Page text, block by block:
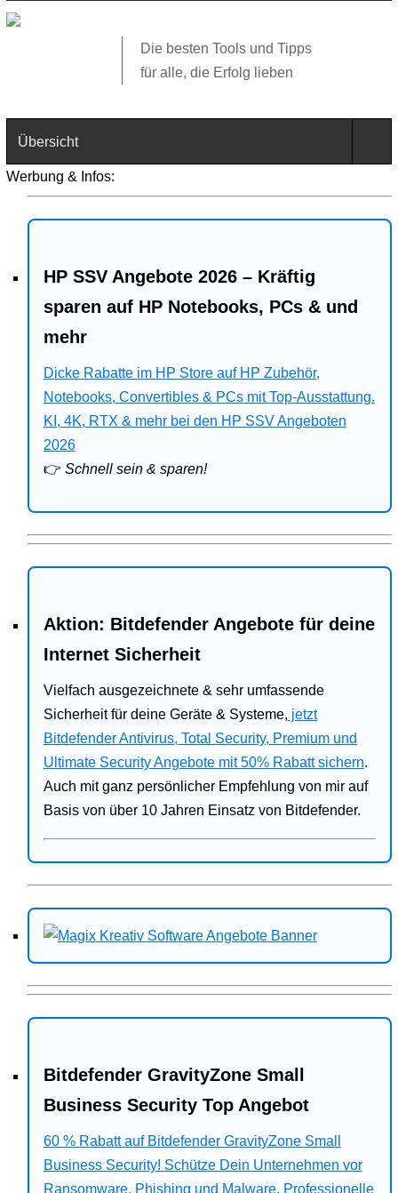
Die besten Tools und Tipps
für alle, die Erfolg lieben
Übersicht
Technik
Web
Business
Angebote
Bitdefender
Ratgeber
Werbung & Infos:
HP SSV Angebote 2026 – Kräftig
sparen auf HP Notebooks, PCs & und
mehr
Dicke Rabatte im HP Store auf HP Zubehör,
Notebooks, Convertibles & PCs mit Top-Ausstattung.
KI, 4K, RTX & mehr bei den HP SSV Angeboten
2026
👉 Schnell sein & sparen!
Aktion: Bitdefender Angebote für deine
Internet Sicherheit
Vielfach ausgezeichnete & sehr umfassende
Sicherheit für deine Geräte & Systeme, jetzt
Bitdefender Antivirus, Total Security, Premium und
Ultimate Security Angebote mit 50% Rabatt sichern.
Auch mit ganz persönlicher Empfehlung von mir auf
Basis von über 10 Jahren Einsatz von Bitdefender.
Bitdefender GravityZone Small
Business Security Top Angebot
60 % Rabatt auf Bitdefender GravityZone Small
Business Security! Schütze Dein Unternehmen vor
Ransomware, Phishing und Malware. Professionelle